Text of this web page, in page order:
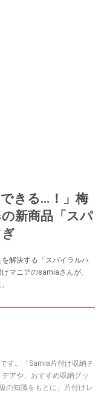
きる…！」梅
新商品「スパ
解決する「スパイラルハ
マニアのsamiaさんが、
す。「Samia片付け収納チ
アや、おすすめ収納グッ
の知識をもとに、片付けレ